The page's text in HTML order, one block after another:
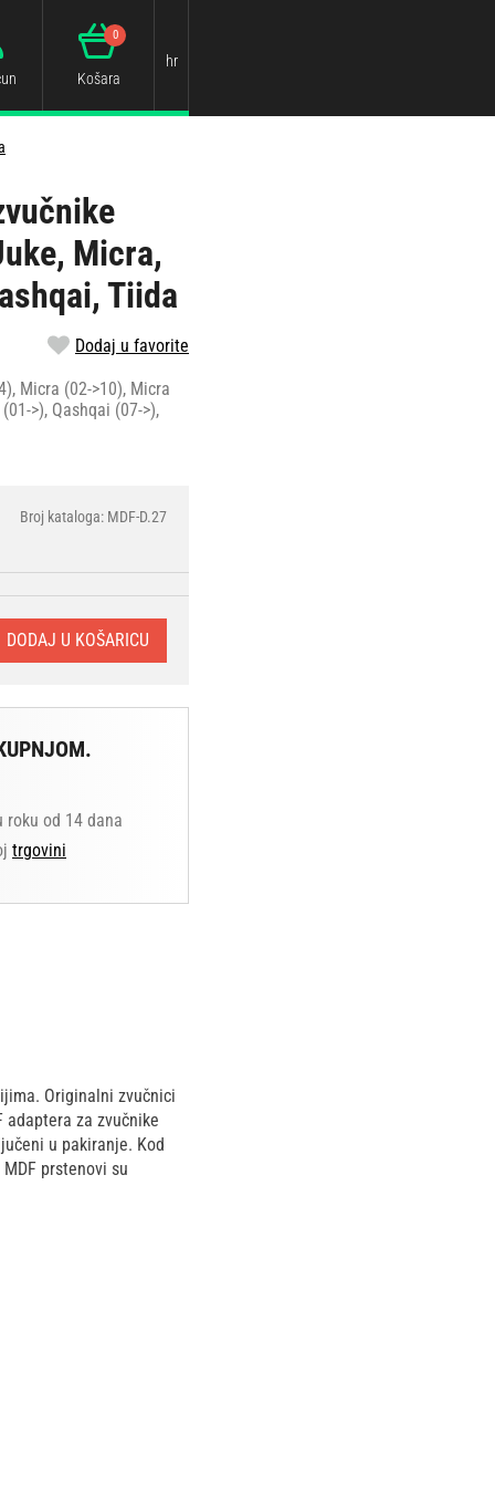
Košara
0
hr
Micra,
Tiida
Dodaj u favorite
Micra (02->10), Micra
>), Qashqai (07->),
Broj kataloga: MDF-D.27
DODAJ U KOŠARICU
roku od 14 dana
trgovini
Originalni zvučnici
za zvučnike
u pakiranje. Kod
MDF prstenovi su